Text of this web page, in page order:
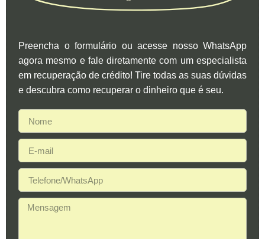
Preencha o formulário ou acesse nosso WhatsApp
agora mesmo e fale diretamente com um especialista
em recuperação de crédito! Tire todas as suas dúvidas
e descubra como recuperar o dinheiro que é seu.